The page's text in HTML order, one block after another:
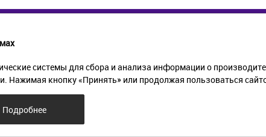
О компании
Новости
Контакты
Как купить
Доставка
системы для сбора и анализа информации о
Нажимая кнопку «Принять» или продолжая пользоваться
Подробнее